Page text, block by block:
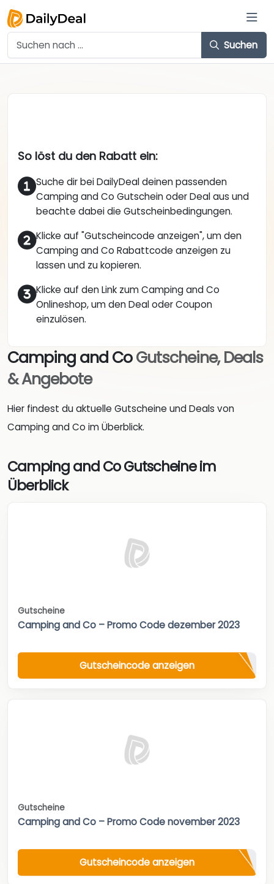
Suchen
So löst du den Rabatt ein:
Suche dir bei DailyDeal deinen passenden
Camping and Co Gutschein oder Deal aus und
beachte dabei die Gutscheinbedingungen.
Klicke auf "Gutscheincode anzeigen", um den
Camping and Co Rabattcode anzeigen zu
lassen und zu kopieren.
Klicke auf den Link zum Camping and Co
Onlineshop, um den Deal oder Coupon
einzulösen.
Camping and CoGutscheine, Deals
& Angebote
Hier findest du aktuelle Gutscheine und Deals von
Camping and Co im Überblick.
Camping and Co Gutscheine im
Überblick
Gutscheine
Camping and Co – Promo Code dezember 2023
Gutscheincode anzeigen
Gutscheine
Camping and Co – Promo Code november 2023
Gutscheincode anzeigen